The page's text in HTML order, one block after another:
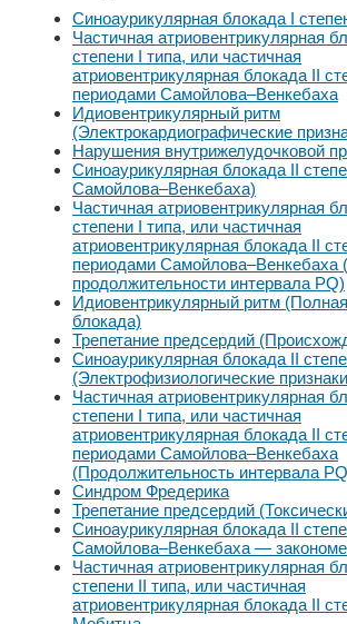
Синоаурикулярная блокада I
Частичная атриовентрикулярная
степени I типа, или частичная
атриовентрикулярная блокада II
периодами Самойлова–Венкебаха
Идиовентрикулярный ритм
(Электрокардиографические
Нарушения внутрижелудочковой
Синоаурикулярная блокада II
Самойлова–Венкебаха)
Частичная атриовентрикулярная
степени I типа, или частичная
атриовентрикулярная блокада II
периодами Самойлова–Венкебаха
продолжительности интервала PQ)
Идиовентрикулярный ритм
блокада)
Трепетание предсердий
Синоаурикулярная блокада II
(Электрофизиологические
Частичная атриовентрикулярная
степени I типа, или частичная
атриовентрикулярная блокада II
периодами Самойлова–Венкебаха
(Продолжительность интервала
Синдром Фредерика
Трепетание предсердий
Синоаурикулярная блокада II
Самойлова–Венкебаха —
Частичная атриовентрикулярная
степени II типа, или частичная
атриовентрикулярная блокада II